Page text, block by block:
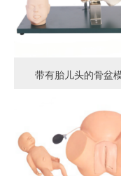
带有胎儿头的骨盆